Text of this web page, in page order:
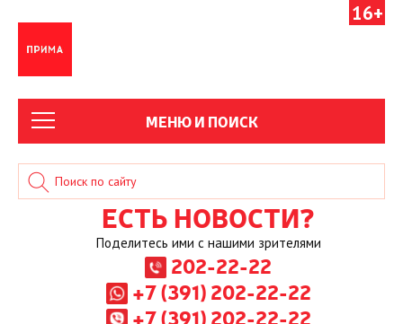
16+
МЕНЮ И ПОИСК
ЕСТЬ НОВОСТИ?
Поделитесь ими с нашими зрителями
202-22-22
+7 (391) 202-22-22
+7 (391) 202-22-22